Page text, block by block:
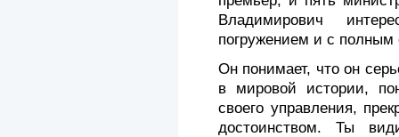
Владимирович
погружением и с полным
Он понимает, что он
в мировой истории,
своего управления,
достоинством. Ты